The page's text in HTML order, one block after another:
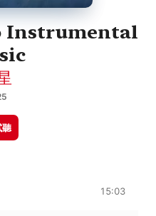
Instrumental
聽
15:03